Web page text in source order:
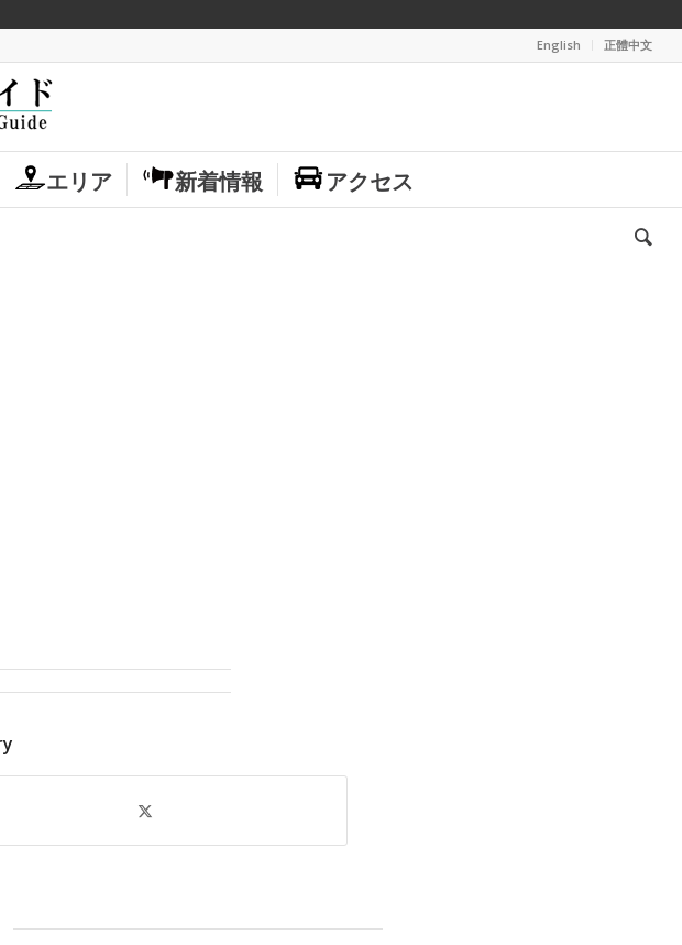
English 正體中文
エリア 新着情報
アクセス